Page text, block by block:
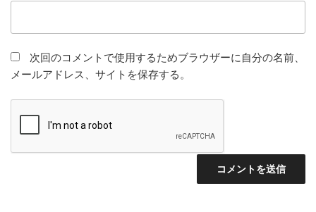
次回のコメントで使用するためブラウザーに自分の名前、
メールアドレス、サイトを保存する。